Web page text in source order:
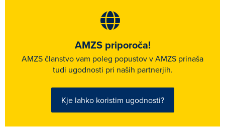
AMZS priporoča!
AMZS članstvo vam poleg popustov v AMZS prinaša
tudi ugodnosti pri naših partnerjih.
Kje lahko koristim ugodnosti?